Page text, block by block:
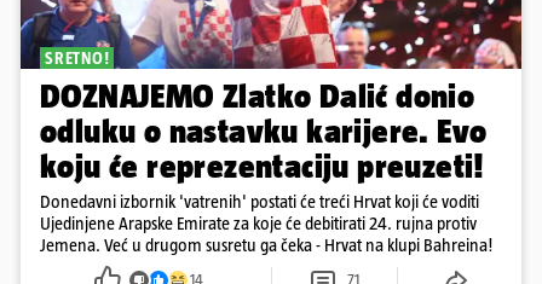
SRETNO!
DOZNAJEMO Zlatko Dalić donio
odluku o nastavku karijere. Evo
koju će reprezentaciju preuzeti!
Donedavni izbornik 'vatrenih' postati će treći Hrvat koji će voditi
Ujedinjene Arapske Emirate za koje će debitirati 24. rujna protiv
Jemena. Već u drugom susretu ga čeka - Hrvat na klupi Bahreina!
14 71